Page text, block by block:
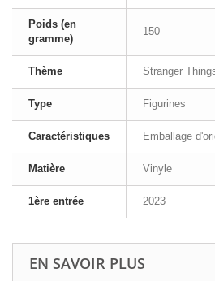
Poids (en
gramme)
150
Thème Stranger
Type Figurines
Caractéristiques Emballage
Matière Vinyle
1ère entrée 2023
EN SAVOIR PLUS